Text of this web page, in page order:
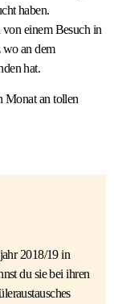
haben.
von einem Besuch in
wo an dem
hat.
Monat an tollen
2018/19 in
du sie bei ihren